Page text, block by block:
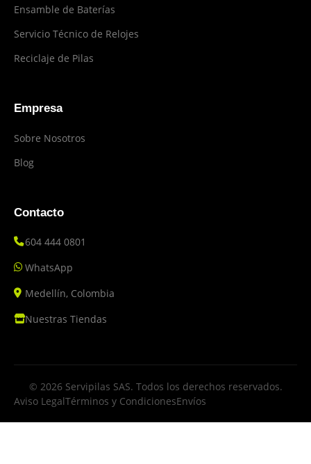
Ensamble de Baterías
Servicio Técnico de Relojes
Reciclaje de Pilas
Empresa
Sobre Nosotros
Blog
Contacto
604 444 0801
WhatsApp
Medellín, Colombia
Nuestras Tiendas
© 2026 Servipilas SAS. Todos los derechos reservados.
Aviso LegalTérminos y CondicionesEnvíos